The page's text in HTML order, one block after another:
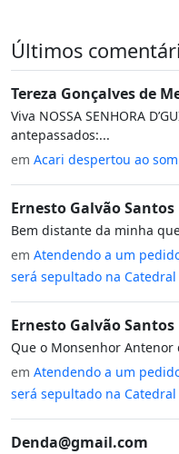
Últimos
Tereza Gonçalves de
Viva NOSSA SENHORA
antepassados:...
em Acari despertou ao
Ernesto Galvão Santos
Bem distante da minha
em Atendendo a um
será sepultado na Catedral
Ernesto Galvão Santos
Que o Monsenhor Antenor
em Atendendo a um
será sepultado na Catedral
Denda@gmail.com